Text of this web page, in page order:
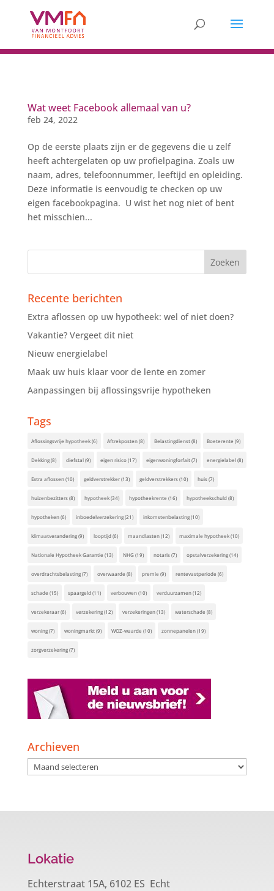
Wat weet Facebook allemaal van u?
feb 24, 2022
Op de eerste plaats zijn er de gegevens die u zelf
heeft achtergelaten op uw profielpagina. Zoals uw
naam, adres, telefoonnummer, leeftijd en opleiding.
Deze informatie is eenvoudig te checken op uw
eigen facebookpagina. U wist het nog niet of bent
het misschien...
Recente berichten
Extra aflossen op uw hypotheek: wel of niet doen?
Vakantie? Vergeet dit niet
Nieuw energielabel
Maak uw huis klaar voor de lente en zomer
Aanpassingen bij aflossingsvrije hypotheken
Tags
Aflossingsvrije hypotheek(6) Aftrekposten(8) Belastingdienst(8) Boeterente (9)
Dekking(8) diefstal(9) eigen risico(17) eigenwoningforfait(7) energielabel(8)
Extra aflossen(10) geldverstrekker(13) geldverstrekkers(10) huis(7)
huizenbezitters(8) hypotheek(34) hypotheekrente (16) hypotheekschuld(8)
hypotheken(6) inboedelverzekering(21) inkomstenbelasting(10)
klimaatverandering(9) looptijd(6) maandlasten(12) maximale hypotheek(10)
Nationale Hypotheek Garantie (13) NHG(19) notaris(7) opstalverzekering(14)
overdrachtsbelasting(7) overwaarde (8) premie (9) rentevastperiode (6)
schade (15) spaargeld(11) verbouwen(10) verduurzamen(12)
verzekeraar(6) verzekering(12) verzekeringen(13) waterschade (8)
woning(7) woningmarkt(9) WOZ-waarde (10) zonnepanelen(19)
zorgverzekering(7)
Archieven
Archieven
Lokatie
Echterstraat 15A, 6102 ES Echt